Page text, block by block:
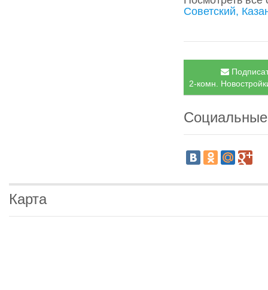
Советский,
2-комн.
Карта